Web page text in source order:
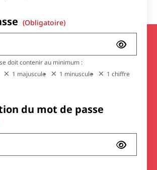
(obligatoire)
doit contenir au minimum :
1 majuscule 1 minuscule
1 chiffre
du mot de passe